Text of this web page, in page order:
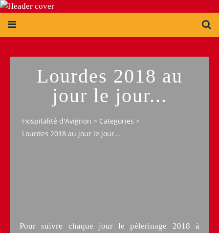
Lourdes 2018 au
jour le jour...
Hospitalité d'Avignon > Categories >
Lourdes 2018 au jour le jour...
Pour suivre chaque jour le pèlerinage 2018 à